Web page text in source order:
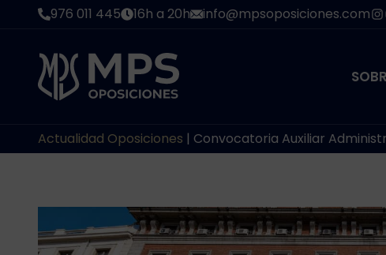
976 011 445 16h a 20h info@mpsoposiciones.com
Actualidad Oposiciones | Convocatoria Auxiliar